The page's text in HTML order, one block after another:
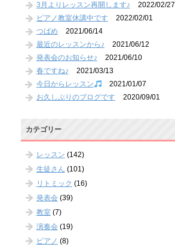
3月よりレッスン再開します♪
2022/02/27
ピアノ教室休講中です
2022/02/01
つばめ
2021/06/14
最近のレッスンから♪
2021/06/12
発表会のお知らせ♪
2021/06/10
春ですね♪
2021/03/13
今日からレッスン
2021/01/07
お久しぶりのブログです
2020/09/01
カテゴリー
レッスン (142)
生徒さん (101)
リトミック (16)
発表会(39)
教室(7)
演奏会(19)
ピアノ (8)